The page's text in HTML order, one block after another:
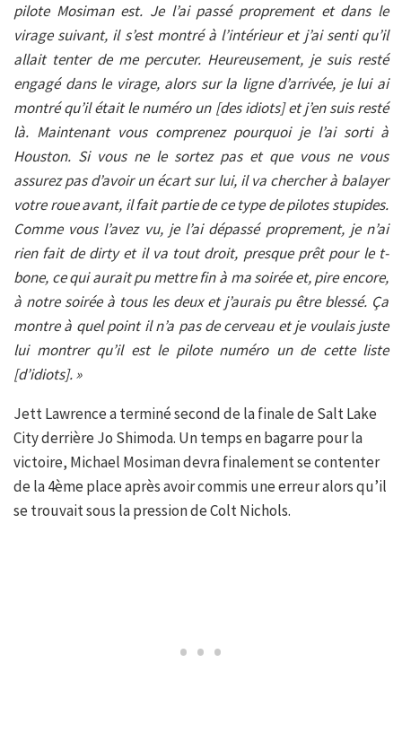
pilote Mosiman est. Je l’ai passé proprement et dans le
virage suivant, il s’est montré à l’intérieur et j’ai senti qu’il
allait tenter de me percuter. Heureusement, je suis resté
engagé dans le virage, alors sur la ligne d’arrivée, je lui ai
montré qu’il était le numéro un [des idiots] et j’en suis resté
là. Maintenant vous comprenez pourquoi je l’ai sorti à
Houston. Si vous ne le sortez pas et que vous ne vous
assurez pas d’avoir un écart sur lui, il va chercher à balayer
votre roue avant, il fait partie de ce type de pilotes stupides.
Comme vous l’avez vu, je l’ai dépassé proprement, je n’ai
rien fait de dirty et il va tout droit, presque prêt pour le t-
bone, ce qui aurait pu mettre fin à ma soirée et, pire encore,
à notre soirée à tous les deux et j’aurais pu être blessé. Ça
montre à quel point il n’a pas de cerveau et je voulais juste
lui montrer qu’il est le pilote numéro un de cette liste
[d’idiots]. »
Jett Lawrence a terminé second de la finale de Salt Lake
City derrière Jo Shimoda. Un temps en bagarre pour la
victoire, Michael Mosiman devra finalement se contenter
de la 4ème place après avoir commis une erreur alors qu’il
se trouvait sous la pression de Colt Nichols.